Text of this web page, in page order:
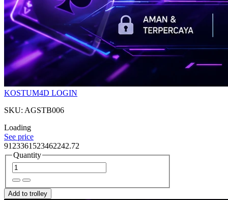
KOSTUM4D LOGIN
SKU: AGSTB006
Loading
See price
9123361523462242.72
Quantity
Add to trolley